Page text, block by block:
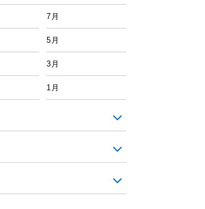
7月
5月
3月
1月